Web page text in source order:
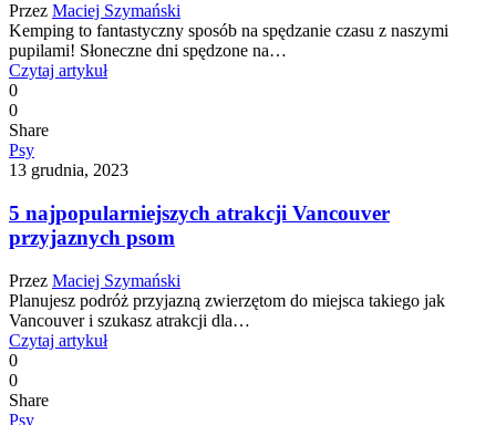
Przez Maciej Szymański
Kemping to fantastyczny sposób na spędzanie czasu z naszymi
pupilami! Słoneczne dni spędzone na…
Czytaj artykuł
0
0
Share
Psy
13 grudnia, 2023
5 najpopularniejszych atrakcji Vancouver
przyjaznych psom
Przez Maciej Szymański
Planujesz podróż przyjazną zwierzętom do miejsca takiego jak
Vancouver i szukasz atrakcji dla…
Czytaj artykuł
0
0
Share
Psy